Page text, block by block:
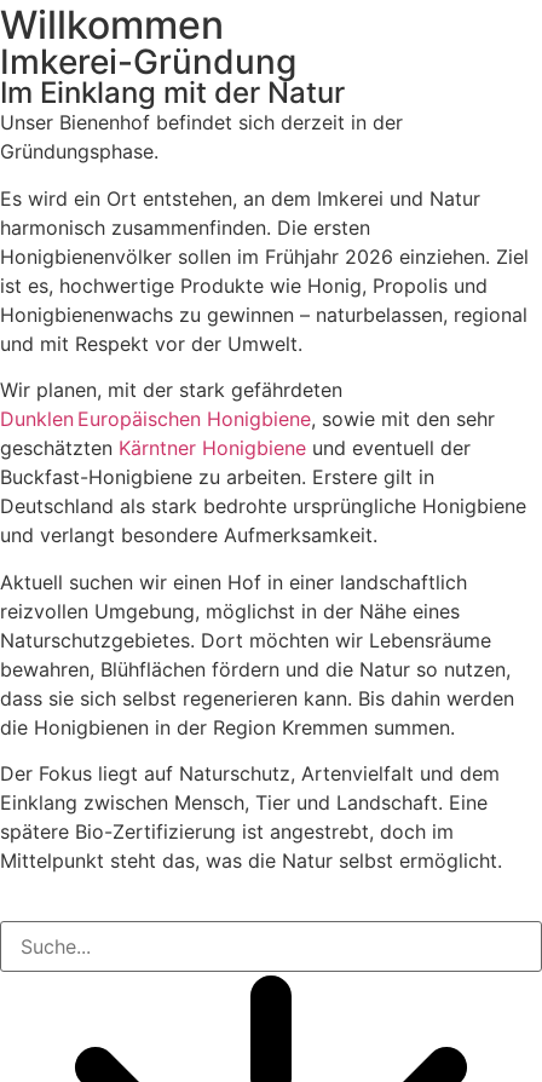
Willkommen
Imkerei-Gründung
Im Einklang mit der Natur
Unser Bienenhof befindet sich derzeit in der
Gründungsphase.
Es wird ein Ort entstehen, an dem Imkerei und Natur
harmonisch zusammenfinden. Die ersten
Honigbienenvölker sollen im Frühjahr 2026 einziehen. Ziel
ist es, hochwertige Produkte wie Honig, Propolis und
Honigbienenwachs zu gewinnen – naturbelassen, regional
und mit Respekt vor der Umwelt.
Wir planen, mit der stark gefährdeten
Dunklen Europäischen Honigbiene, sowie mit den sehr
geschätzten Kärntner Honigbiene und eventuell der
Buckfast-Honigbiene zu arbeiten. Erstere gilt in
Deutschland als stark bedrohte ursprüngliche Honigbiene
und verlangt besondere Aufmerksamkeit.
Aktuell suchen wir einen Hof in einer landschaftlich
reizvollen Umgebung, möglichst in der Nähe eines
Naturschutzgebietes. Dort möchten wir Lebensräume
bewahren, Blühflächen fördern und die Natur so nutzen,
dass sie sich selbst regenerieren kann. Bis dahin werden
die Honigbienen in der Region Kremmen summen.
Der Fokus liegt auf Naturschutz, Artenvielfalt und dem
Einklang zwischen Mensch, Tier und Landschaft. Eine
spätere Bio-Zertifizierung ist angestrebt, doch im
Mittelpunkt steht das, was die Natur selbst ermöglicht.